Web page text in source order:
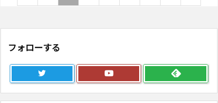
フォローする